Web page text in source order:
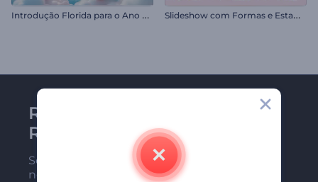
I
ntrodução Florida para o Ano Novo Chinês S
lideshow com Formas e Estampas Diversas
Receba a newsletter da
Renderforest
Seja um dos primeiros a receber
nossas últimas novidades e ofertas